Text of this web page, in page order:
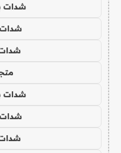
شدات
شدات
شدات
شدات